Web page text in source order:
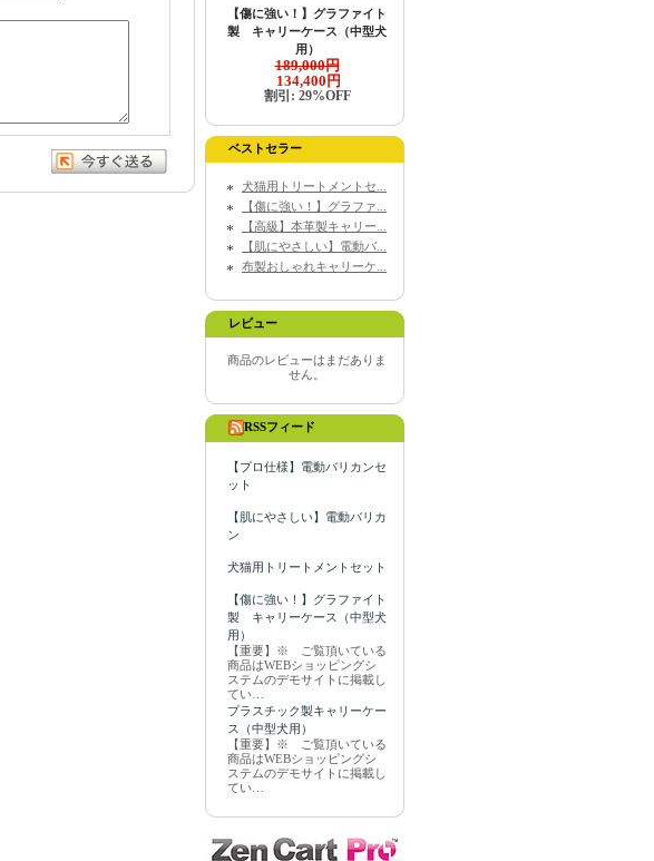
【傷に強い！】グラファイト
製 キャリーケース（中型犬
用）
189,000円
134,400円
割引: 29%OFF
ベストセラー
犬猫用トリートメントセ...
【傷に強い！】グラファ...
【高級】本革製キャリー...
【肌にやさしい】電動バ...
布製おしゃれキャリーケ...
レビュー
商品のレビューはまだありま
せん。
RSSフィード
【プロ仕様】電動バリカンセ
ット
【肌にやさしい】電動バリカ
ン
犬猫用トリートメントセット
【傷に強い！】グラファイト
製 キャリーケース（中型犬
用）
【重要】※ ご覧頂いている
商品はWEBショッピングシ
ステムのデモサイトに掲載し
てい…
プラスチック製キャリーケー
ス（中型犬用）
【重要】※ ご覧頂いている
商品はWEBショッピングシ
ステムのデモサイトに掲載し
てい…